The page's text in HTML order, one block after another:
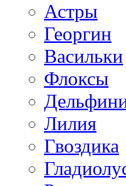
Астры
Георгин
Васильки
Флоксы
Лилия
Гвоздика